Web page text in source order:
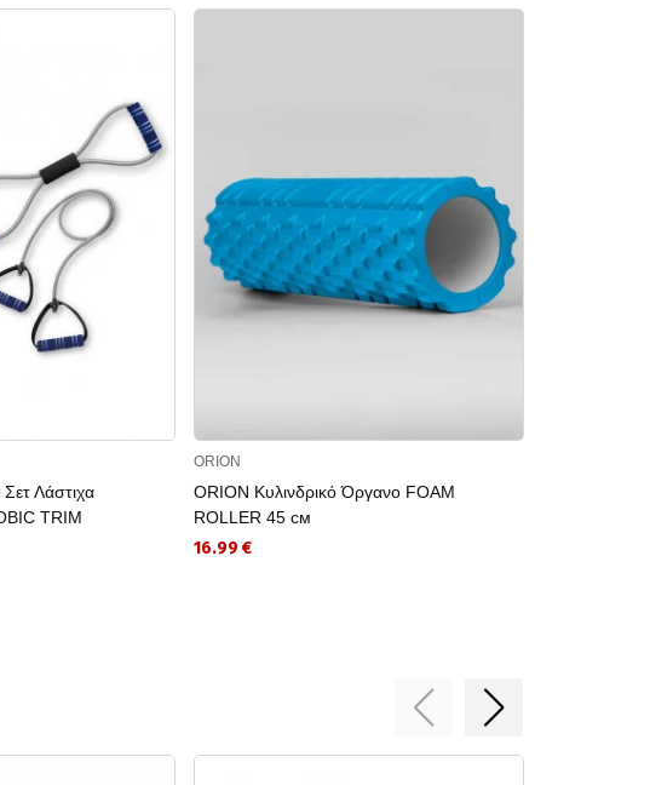
Λάστιχα
TRIM
ORION
ORION Κυλινδρικό Όργανο FOAM
ROLLER 45 см
16.99 €